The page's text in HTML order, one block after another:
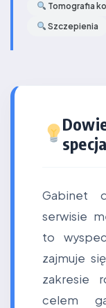
Tomografia
Szczepienia
Gabinet
serwisie
to
zajmuje
zakresie
celem